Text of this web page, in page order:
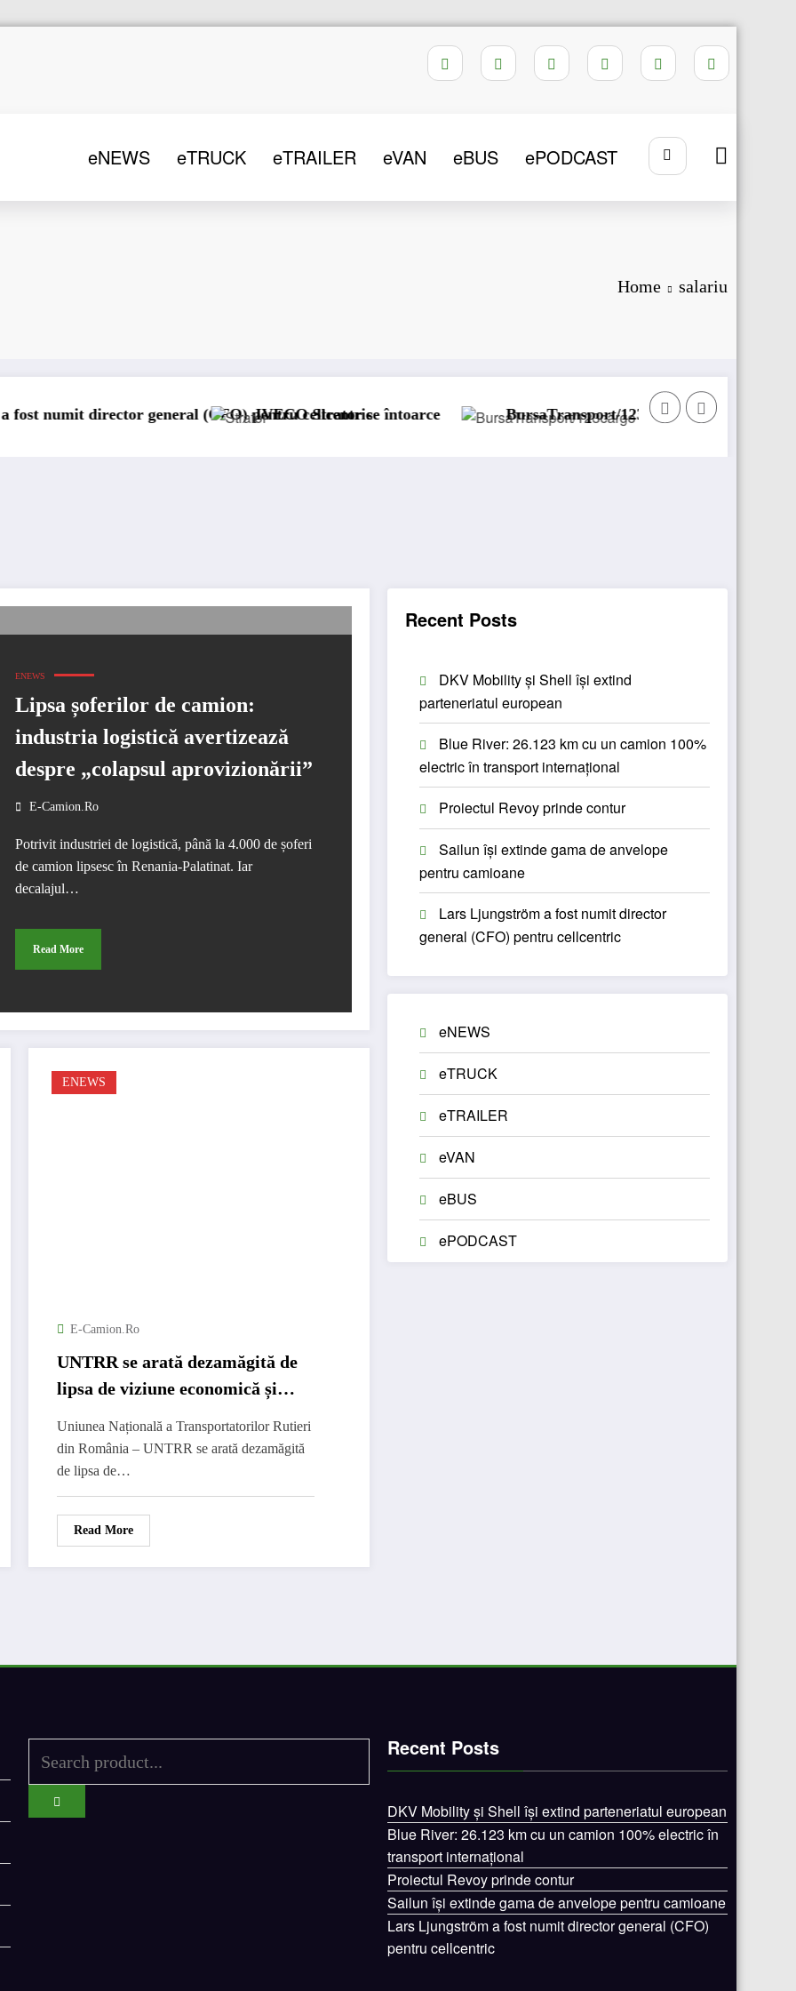
eNEWS eTRUCK eTRAILER eVAN eBUS ePODCAST
Home salariu
general (CFO) pentru cellcentric
IVECO Strator se întoarce BursaTransport/123cargo introduce o nouă
ENEWS
Lipsa șoferilor de camion:
industria logistică avertizează
despre „colapsul aprovizionării”
E-Camion.ro
Potrivit industriei de logistică, până la 4.000 de șoferi
de camion lipsesc în Renania-Palatinat. Iar
decalajul…
Read More
ENEWS
E-Camion.ro
UNTRR se arată dezamăgită de
lipsa de viziune economică și
Președintelui Franței și solicită
excluderea transporturilor
rutiere din domeniul de aplicare
al Directivei detașării
lucrătorilor
Uniunea Națională a Transportatorilor Rutieri
din România – UNTRR se arată dezamăgită
de lipsa de…
Read More
Recent Posts
DKV Mobility și Shell își extind
parteneriatul european
Blue River: 26.123 km cu un camion 100%
electric în transport internațional
Proiectul Revoy prinde contur
Sailun își extinde gama de anvelope
pentru camioane
Lars Ljungström a fost numit director
general (CFO) pentru cellcentric
eNEWS
eTRUCK
eTRAILER
eVAN
eBUS
ePODCAST
Recent Posts
DKV Mobility și Shell își extind parteneriatul european
Blue River: 26.123 km cu un camion 100% electric în
transport internațional
Proiectul Revoy prinde contur
Sailun își extinde gama de anvelope pentru camioane
Lars Ljungström a fost numit director general (CFO)
pentru cellcentric